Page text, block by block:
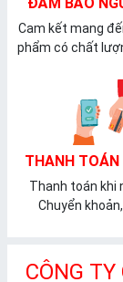
Cam kết mang
phẩm có chất
THANH
Thanh toán khi
Chuyển khoản,
CÔNG